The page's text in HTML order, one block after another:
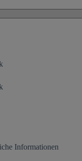
Informationen